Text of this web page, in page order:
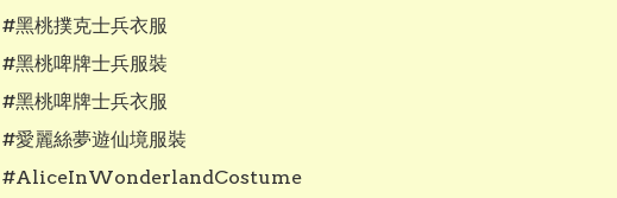
#黑桃撲克士兵衣服
#黑桃啤牌士兵服裝
#黑桃啤牌士兵衣服
#愛麗絲夢遊仙境服裝
#AliceInWonderlandCostume